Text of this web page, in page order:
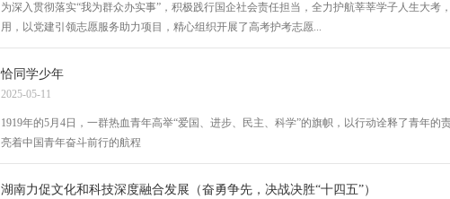
为深入贯彻落实“我为群众办实事”，积极践行国企社会责任担当，全力护航莘莘学子人生大考
用，以党建引领志愿服务助力项目，精心组织开展了高考护考志愿...
恰同学少年
2025-05-11
1919年的5月4日，一群热血青年高举“爱国、进步、民主、科学”的旗帜，以行动诠释了青年
亮着中国青年奋斗前行的航程
湖南力促文化和科技深度融合发展（奋勇争先，决战决胜“十四五”）